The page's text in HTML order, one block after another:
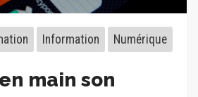
Information Numérique
main son